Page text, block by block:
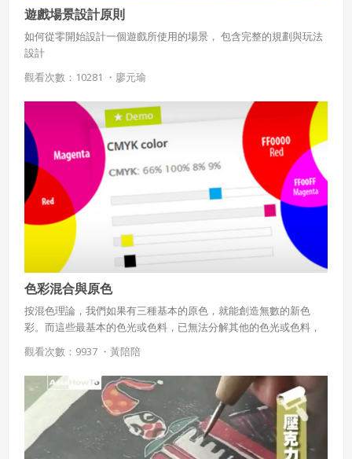
遊戲場景設計原則
如何從零開始設計一個遊戲所使用的場景， 包含完整的規劃與玩法
設計
觀看次數：10281 ・ 廖元瑜
色彩混合與原色
按混色理論，我們如果有三種基本的原色，就能創造無數的新色
彩。而這些最基本的色光或色料，已無法分解其他的色光或色料，
這就是所謂的「色光三原色」或「色料三原色」。 而原色具備其條
件為： 1.原色不能用物理的方法在分解出其他顏色。 2.其他顏色也
組混不出原色。
觀看次數：9937 ・ 黃陪陪